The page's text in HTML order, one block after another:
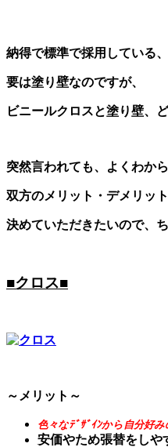
納得で標準で採用している、
要は塗り壁なのですが、
ビニールクロスと塗り壁、
突然言われても、よくわか
双方のメリット・デメリッ
決めていただきたいので、
■クロス■
～メリット～
色々なﾃﾞｻﾞｲﾝから自分好
安価やため張替をしや